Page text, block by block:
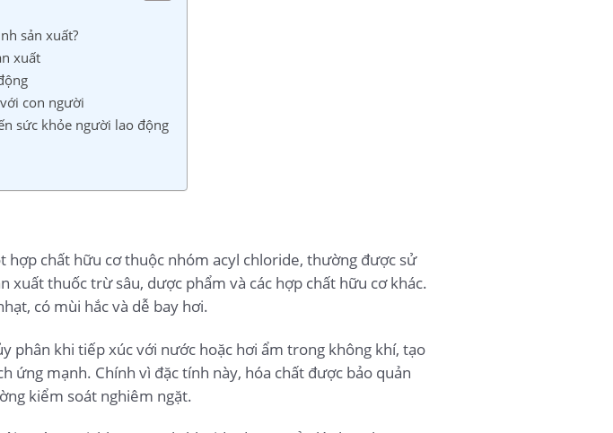
sản xuất?
xuất
con người
sức khỏe người lao động
hợp chất hữu cơ thuộc nhóm acyl chloride, thường được sử
thuốc trừ sâu, dược phẩm và các hợp chất hữu cơ khác.
có mùi hắc và dễ bay hơi.
phân khi tiếp xúc với nước hoặc hơi ẩm trong không khí, tạo
ứng mạnh. Chính vì đặc tính này, hóa chất được bảo quản
kiểm soát nghiêm ngặt.